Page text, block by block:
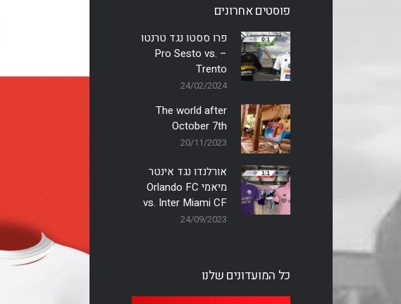
פוסטים אחרונים
פרו ססטו נגד טרנטו
– Pro Sesto vs.
Trento
24/02/2024
The world after
October 7th
20/11/2023
אורלנדו נגד אינטר
מיאמי Orlando FC
vs. Inter Miami CF
24/09/2023
כל המועדונים שלנו